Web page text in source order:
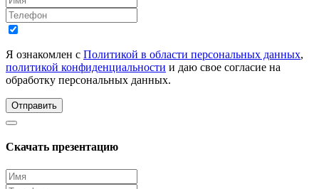
Я ознакомлен с Политикой в области персональных данных,
политикой конфиденциальности и даю свое согласие на
обработку персональных данных.
Отправить
Скачать презентацию